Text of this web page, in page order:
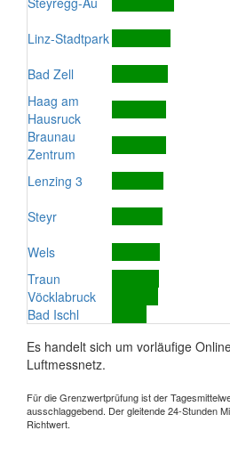
Linz-Stadtpark
Bad Zell
Haag am
Hausruck
Braunau
Zentrum
Lenzing 3
Steyr
Wels
Traun
Vöcklabruck
Bad Ischl
Es handelt sich um vorläufige
Luftmessnetz.
Für die Grenzwertprüfung ist der
ausschlaggebend. Der gleitende 24-Stunden
Richtwert.